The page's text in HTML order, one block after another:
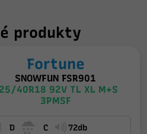
produkty
Fortune
SNOWFUN FSR901
40R18 92V TL XL M+S
3PMSF
D C 72db